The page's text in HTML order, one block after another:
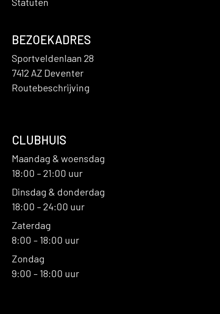
BEZOEKADRES
Sportveldenlaan 28
7412 AZ Deventer
Routebeschrijving
CLUBHUIS
Maandag & woensdag
18:00 – 21:00 uur
Dinsdag & donderdag
18:00 – 24:00 uur
Zaterdag
8:00 – 18:00 uur
Zondag
9:00 – 18:00 uur